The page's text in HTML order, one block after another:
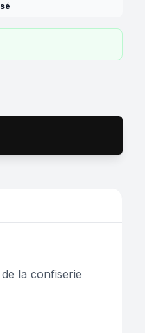
la confiserie